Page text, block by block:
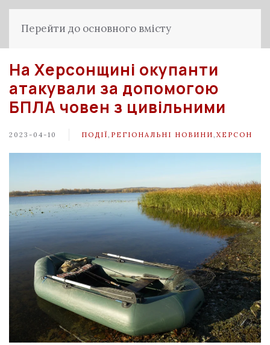
Перейти до основного вмісту
На Херсонщині окупанти
атакували за допомогою
БПЛА човен з цивільними
2023-04-10 ПОДІЇ РЕГІОНАЛЬНІ НОВИНИ ХЕРСОН